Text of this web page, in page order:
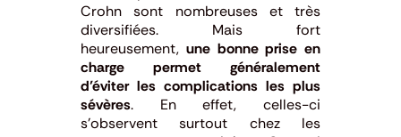
Crohn sont nombreuses et très
diversifiées. Mais fort
heureusement, une bonne prise en
charge permet généralement
d’éviter les complications les plus
sévères. En effet, celles-ci
s’observent surtout chez les